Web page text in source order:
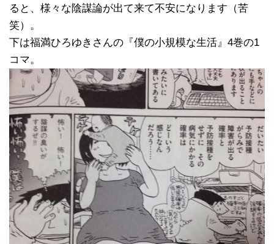
ると、様々な陰謀論が出て来て不安になります（苦
笑）。
下は福満ひろゆきさんの『僕の小規模な生活』4巻の1
コマ。